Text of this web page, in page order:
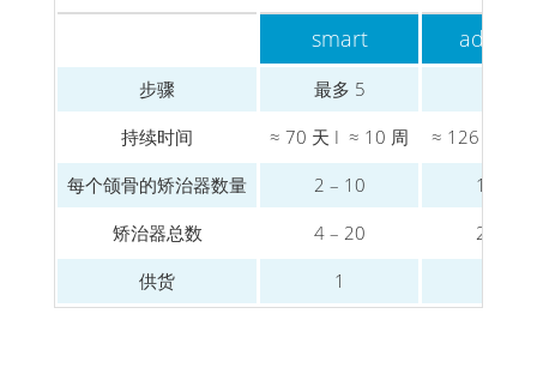
smart
步骤 最多 5
持续时间
≈ 70 天 I ≈ 10 周
≈ 126 天 I ≈
每个颌骨的矫治器数量
2 – 10
12 – 18
矫治器总数
4 – 20
24 – 36
供货
1